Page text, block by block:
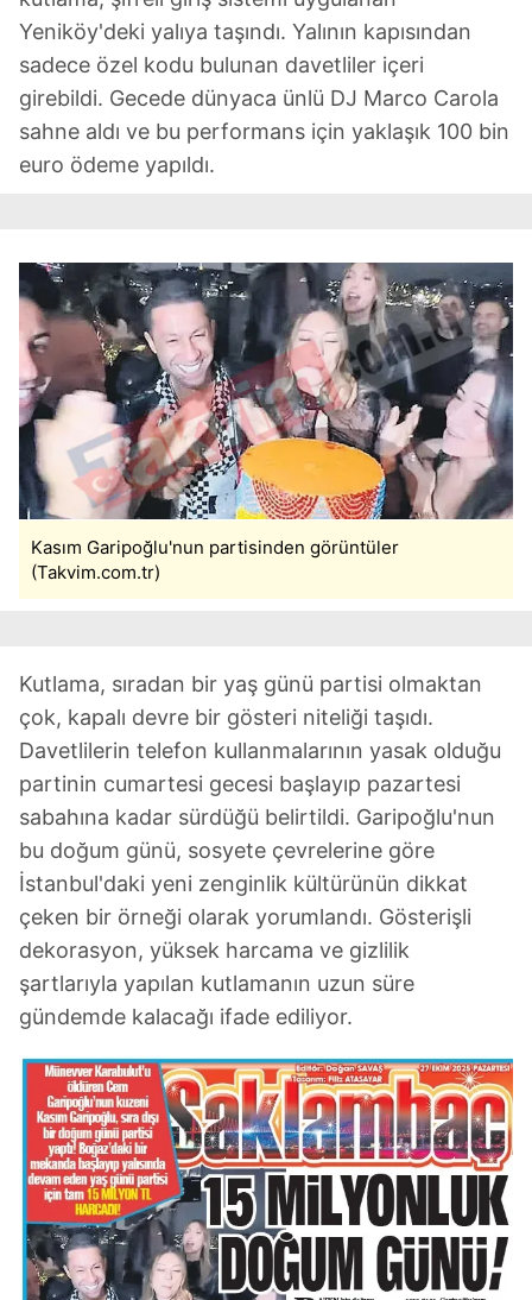
Yeniköy'deki yalıya taşındı. Yalının kapısından
sadece özel kodu bulunan davetliler içeri
girebildi. Gecede dünyaca ünlü DJ Marco Carola
sahne aldı ve bu performans için yaklaşık 100 bin
euro ödeme yapıldı.
Kasım Garipoğlu'nun partisinden görüntüler
(Takvim.com.tr)
Kutlama, sıradan bir yaş günü partisi olmaktan
çok, kapalı devre bir gösteri niteliği taşıdı.
Davetlilerin telefon kullanmalarının yasak olduğu
partinin cumartesi gecesi başlayıp pazartesi
sabahına kadar sürdüğü belirtildi. Garipoğlu'nun
bu doğum günü, sosyete çevrelerine göre
İstanbul'daki yeni zenginlik kültürünün dikkat
çeken bir örneği olarak yorumlandı. Gösterişli
dekorasyon, yüksek harcama ve gizlilik
şartlarıyla yapılan kutlamanın uzun süre
gündemde kalacağı ifade ediliyor.